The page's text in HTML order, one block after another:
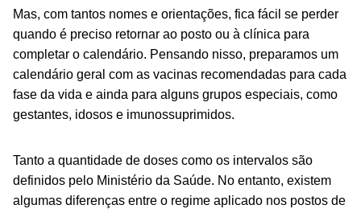
Mas, com tantos nomes e orientações, fica fácil se perder
quando é preciso retornar ao posto ou à clínica para
completar o calendário. Pensando nisso, preparamos um
calendário geral com as vacinas recomendadas para cada
fase da vida e ainda para alguns grupos especiais, como
gestantes, idosos e imunossuprimidos.
Tanto a quantidade de doses como os intervalos são
definidos pelo Ministério da Saúde. No entanto, existem
algumas diferenças entre o regime aplicado nos postos de